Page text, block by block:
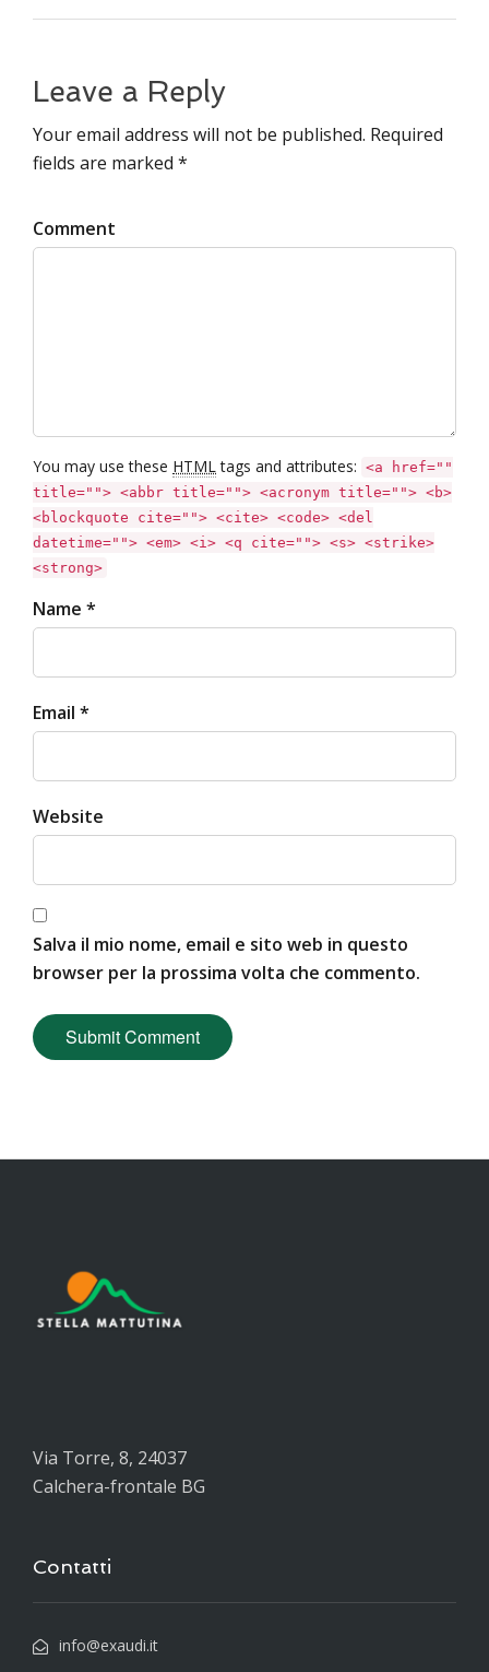
Leave a Reply
Your email address will not be published. Required
fields are marked *
Comment
You may use these HTMLtags and attributes: <a href=""
title=""> <abbr title=""> <acronym title=""> <b>
<blockquote cite=""> <cite> <code> <del
datetime=""> <em> <i> <q cite=""> <s> <strike>
<strong>
Name *
Email *
Website
Salva il mio nome, email e sito web in questo
browser per la prossima volta che commento.
Via Torre, 8, 24037
Calchera-frontale BG
Contatti
info@exaudi.it